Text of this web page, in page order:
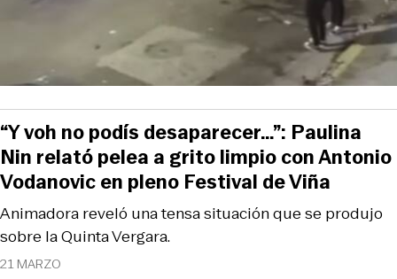
21 MARZO
Animadora reveló una tensa situación que se produjo
sobre la Quinta Vergara.
“Y voh no podís desaparecer…”: Paulina
Nin relató pelea a grito limpio con Antonio
Vodanovic en pleno Festival de Viña